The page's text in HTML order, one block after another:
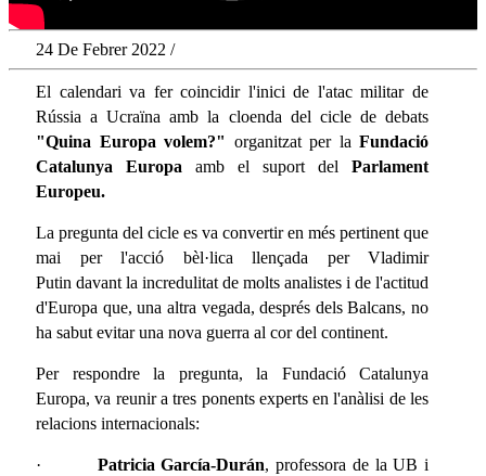
24 De Febrer 2022 /
El calendari va fer coincidir l'inici de l'atac militar de
Rússia a Ucraïna amb la cloenda del cicle de debats
"Quina Europa volem?" organitzat per la Fundació
Catalunya Europa amb el suport del Parlament
Europeu.
La pregunta del cicle es va convertir en més pertinent que
mai per l'acció bèl·lica llençada per Vladimir
Putin davant la incredulitat de molts analistes i de l'actitud
d'Europa que, una altra vegada, després dels Balcans, no
ha sabut evitar una nova guerra al cor del continent.
Per respondre la pregunta, la Fundació Catalunya
Europa, va reunir a tres ponents experts en l'anàlisi de les
relacions internacionals:
· Patricia García-Durán, professora de la UB i